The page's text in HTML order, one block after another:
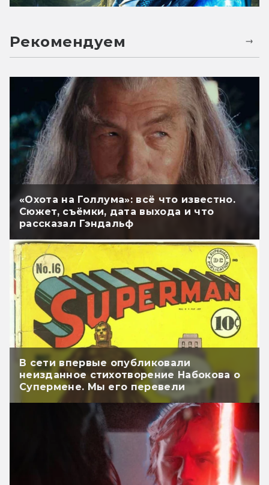
Рекомендуем
«Охота на Голлума»: всё что известно.
Сюжет, съёмки, дата выхода и что
рассказал Гэндальф
В сети впервые опубликовали
неизданное стихотворение Набокова о
Супермене. Мы его перевели